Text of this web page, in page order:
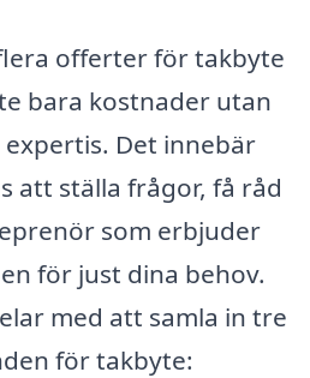
offerter för takbyte
bara kostnader utan
Det innebär
att ställa frågor, få råd
som erbjuder
för just dina behov.
med att samla in tre
för takbyte: